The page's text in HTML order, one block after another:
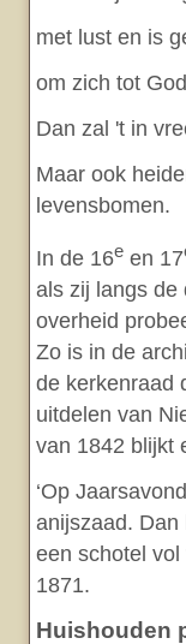
met lust en is
om zich tot
Dan zal 't in
Maar ook
levensbomen.
In de 16e en 17
als zij langs de
overheid
Zo is in de
de kerkenraad
uitdelen van
van 1842 blijkt
‘Op
anijszaad. Dan
een schotel
1871.
Huishouden